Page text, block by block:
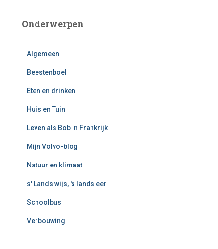
Onderwerpen
Algemeen
Beestenboel
Eten en drinken
Huis en Tuin
Leven als Bob in Frankrijk
Mijn Volvo-blog
Natuur en klimaat
s' Lands wijs, 's lands eer
Schoolbus
Verbouwing